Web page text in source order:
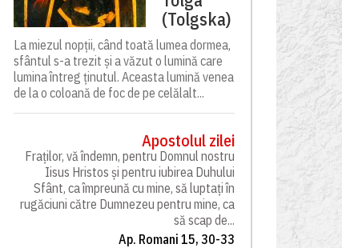
(Tolgska)
La miezul nopții, când toată lumea dormea,
sfântul s-a trezit și a văzut o lumină care
lumina întreg ținutul. Aceasta lumină venea
de la o coloană de foc de pe celălalt...
Apostolul zilei
Fraților, vă îndemn, pentru Domnul nostru
Iisus Hristos și pentru iubirea Duhului
Sfânt, ca împreună cu mine, să luptați în
rugăciuni către Dumnezeu pentru mine, ca
să scap de...
Ap. Romani 15, 30-33